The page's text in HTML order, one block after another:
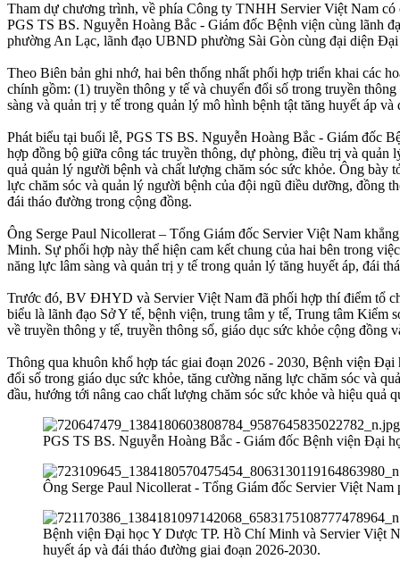
Tham dự chương trình, về phía Công ty TNHH Servier Việt Nam
PGS TS BS. Nguyễn Hoàng Bắc - Giám đốc Bệnh viện cùng lãnh
phường An Lạc, lãnh đạo UBND phường Sài Gòn cùng đại diện
Theo Biên bản ghi nhớ, hai bên thống nhất phối hợp triển khai các
chính gồm: (1) truyền thông y tế và chuyển đổi số trong truyền
sàng và quản trị y tế trong quản lý mô hình bệnh tật tăng huyết áp và
Phát biểu tại buổi lễ, PGS TS BS. Nguyễn Hoàng Bắc - Giám đốc
hợp đồng bộ giữa công tác truyền thông, dự phòng, điều trị và quản
quả quản lý người bệnh và chất lượng chăm sóc sức khỏe. Ông bày
lực chăm sóc và quản lý người bệnh của đội ngũ điều dưỡng, đồng
đái tháo đường trong cộng đồng.
Ông Serge Paul Nicollerat – Tổng Giám đốc Servier Việt Nam
Minh. Sự phối hợp này thể hiện cam kết chung của hai bên trong
năng lực lâm sàng và quản trị y tế trong quản lý tăng huyết áp, đái
Trước đó, BV ĐHYD và Servier Việt Nam đã phối hợp thí điểm tổ
biểu là lãnh đạo Sở Y tế, bệnh viện, trung tâm y tế, Trung tâm Kiểm
về truyền thông y tế, truyền thông số, giáo dục sức khỏe cộng đồng
Thông qua khuôn khổ hợp tác giai đoạn 2026 - 2030, Bệnh viện
đổi số trong giáo dục sức khỏe, tăng cường năng lực chăm sóc và
đầu, hướng tới nâng cao chất lượng chăm sóc sức khỏe và hiệu quả
PGS TS BS. Nguyễn Hoàng Bắc - Giám đốc Bệnh viện Đại
Ông Serge Paul Nicollerat - Tổng Giám đốc Servier Việt Nam
Bệnh viện Đại học Y Dược TP. Hồ Chí Minh và Servier Việt
huyết áp và đái tháo đường giai đoạn 2026-2030.